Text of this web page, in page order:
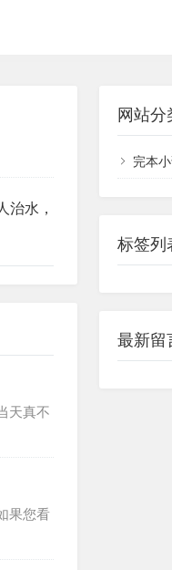
治水，
天真不
果您看
网站分
完本
标签列
最新留